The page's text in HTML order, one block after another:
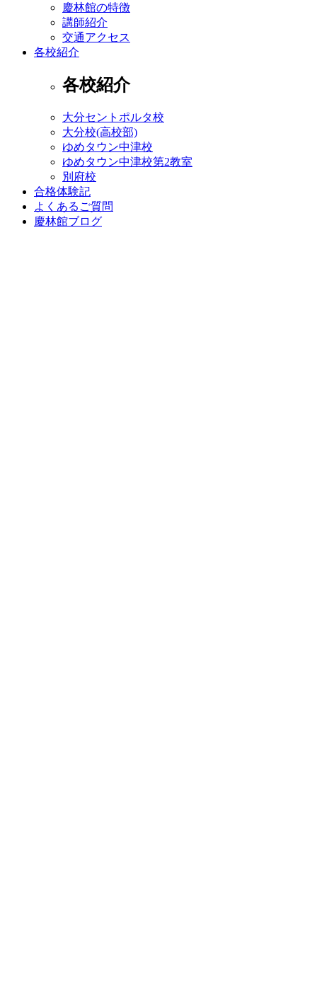
慶林館の特徴
講師紹介
交通アクセス
各校紹介
各校紹介
大分セントポルタ校
大分校(高校部)
ゆめタウン中津校
ゆめタウン中津校第2教室
別府校
合格体験記
よくあるご質問
慶林館ブログ